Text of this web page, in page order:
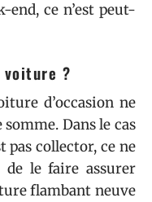
end, ce n’est peut-
?
d’occasion ne
Dans le cas
pas collector, ce ne
de le faire assurer
flambant neuve